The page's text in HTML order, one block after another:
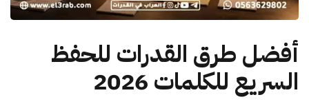
أفضل طرق القدرات للحفظ
السريع للكلمات 2026